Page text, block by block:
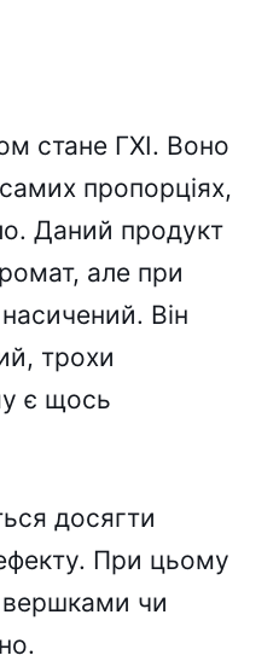
стане ГХІ. Воно
пропорціях,
Даний продукт
але при
Він
трохи
є щось
досягти
При цьому
вершками чи